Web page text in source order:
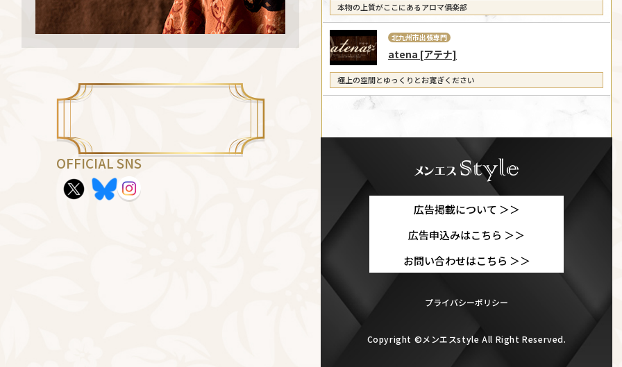
OFFICIAL SNS
本物の上質がここにあるアロマ俱楽部
北九州市出張専門
atena [アテナ]
極上の空間とゆっくりとお寛ぎください
広告掲載について ＞＞
広告申込みはこちら ＞＞
お問い合わせはこちら ＞＞
プライバシーポリシー
Copyright ©メンエスstyle All Right Reserved.